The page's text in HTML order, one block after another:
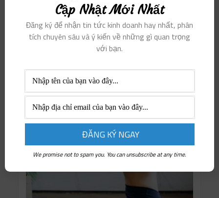
Cập Nhật Mới Nhất
Đăng ký để nhận tin tức kinh doanh hay nhất, phân
tích chuyên sâu và ý kiến ​​về những gì quan trọng
với bạn.
We promise not to spam you. You can unsubscribe at any time.